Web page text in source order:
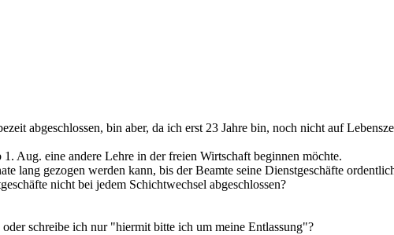
abgeschlossen, bin aber, da ich erst 23 Jahre bin, noch nicht auf
Aug. eine andere Lehre in der freien Wirtschaft beginnen möchte.
lang gezogen werden kann, bis der Beamte seine Dienstgeschäfte
nicht bei jedem Schichtwechsel abgeschlossen?
schreibe ich nur "hiermit bitte ich um meine Entlassung"?